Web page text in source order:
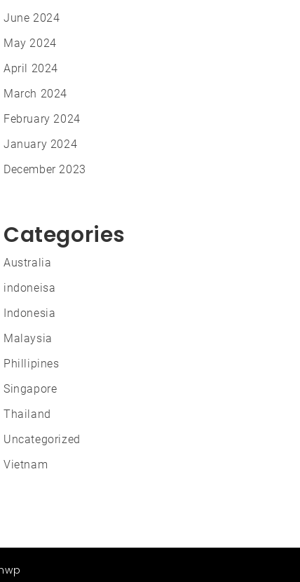
June 2024
May 2024
April 2024
March 2024
February 2024
January 2024
December 2023
Categories
Australia
indoneisa
Indonesia
Malaysia
Phillipines
Singapore
Thailand
Uncategorized
Vietnam